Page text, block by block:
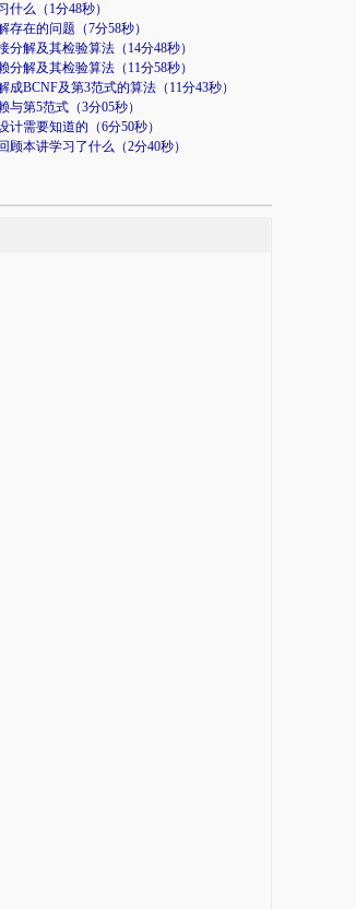
什么（1分48秒）
存在的问题（7分58秒）
分解及其检验算法（14分48秒）
分解及其检验算法（11分58秒）
成BCNF及第3范式的算法（11分43秒）
与第5范式（3分05秒）
计需要知道的（6分50秒）
顾本讲学习了什么（2分40秒）